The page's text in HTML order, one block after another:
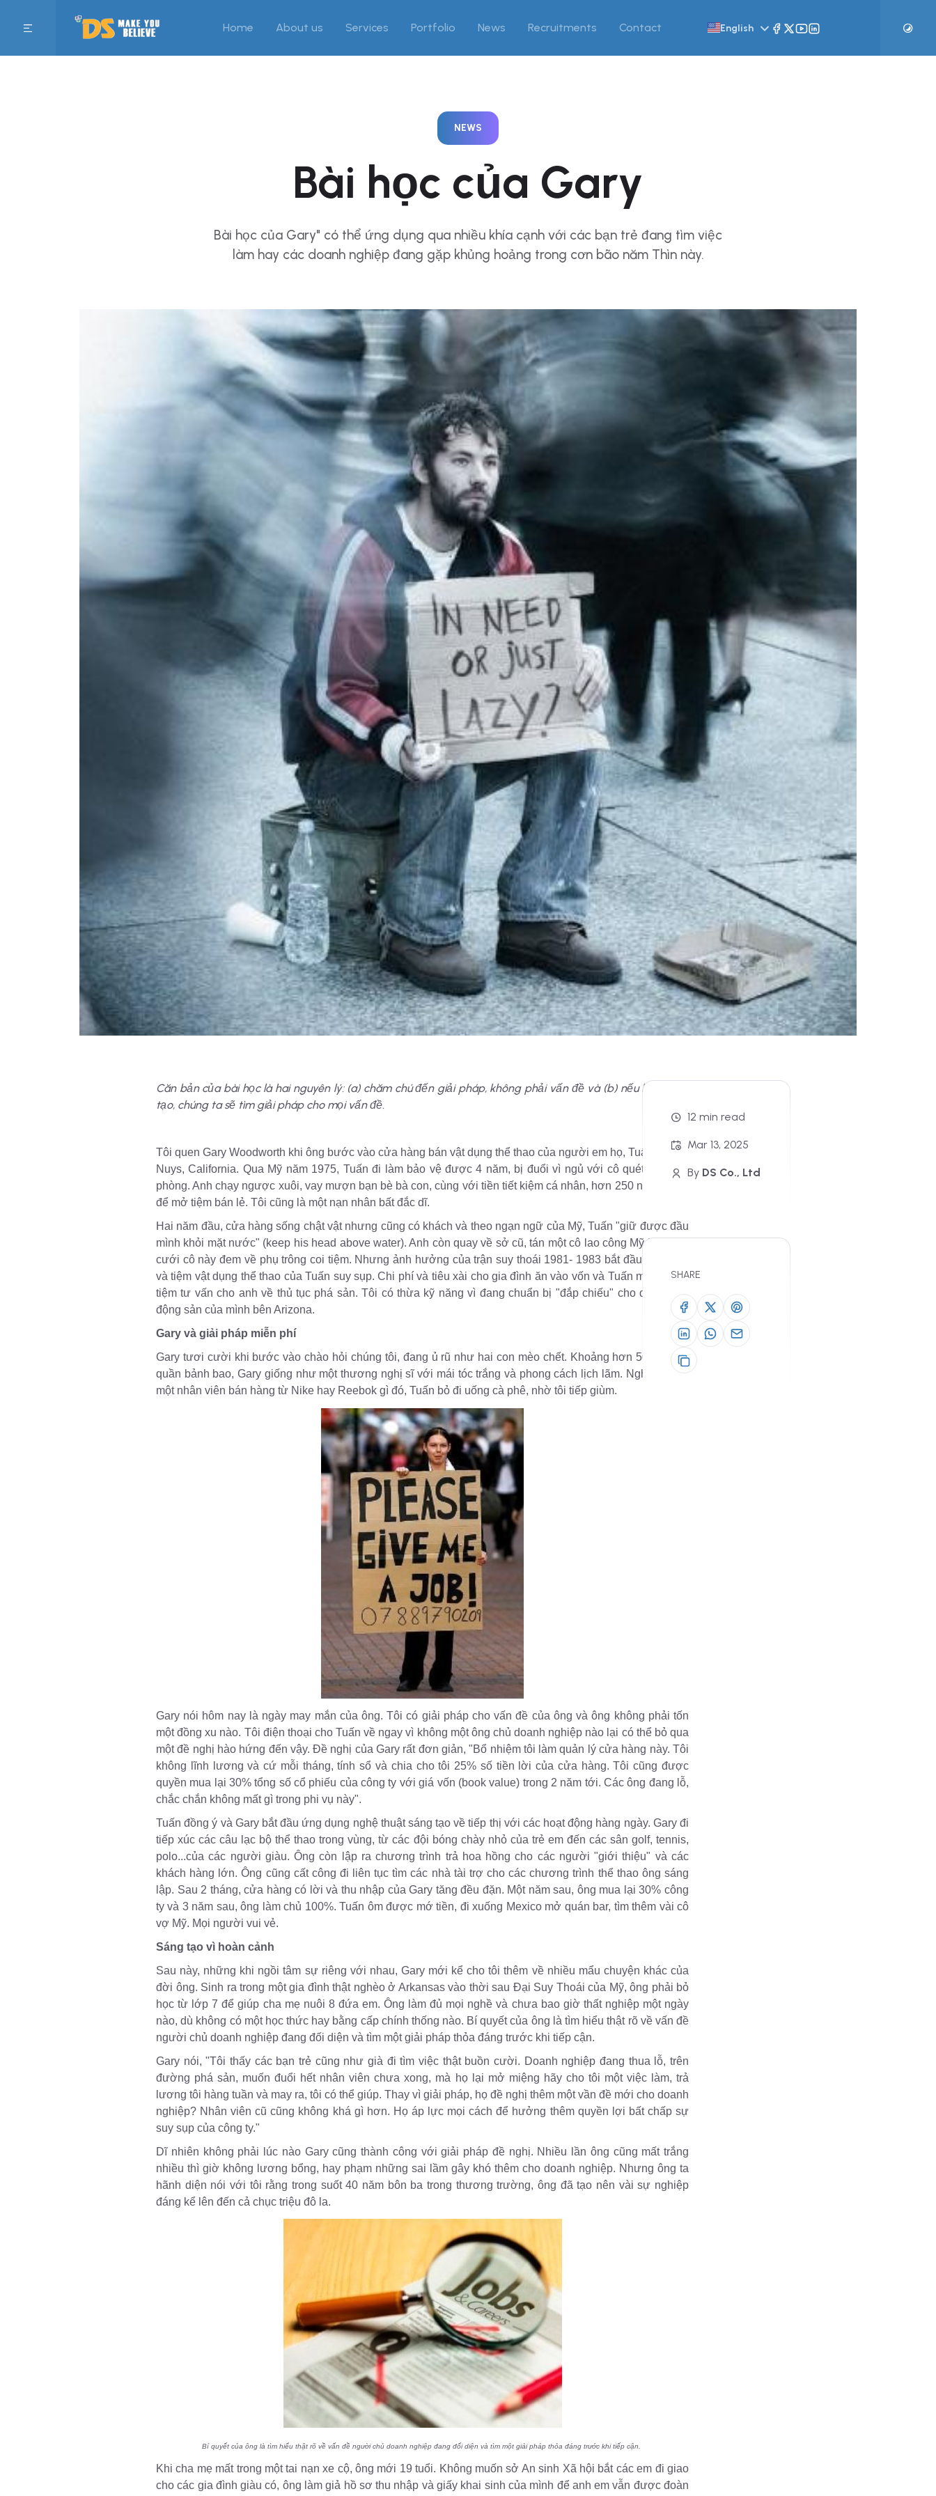
Home About us Services Portfolio News Recruitments Contact English
NEWS
Bài học của Gary
Bài học của Gary" có thể ứng dụng qua nhiều khía cạnh với các bạn trẻ đang tìm việc
làm hay các doanh nghiệp đang gặp khủng hoảng trong cơn bão năm Thìn này.
Căn bản của bài học là hai nguyên lý: (a) chăm chú đến giải pháp, không phải vấn đề và (b) nếu biết sáng
tạo, chúng ta sẽ tìm giải pháp cho mọi vấn đề.
Tôi quen Gary Woodworth khi ông bước vào cửa hàng bán vật dụng thể thao của người em họ, Tuấn, ở Van
Nuys, California. Qua Mỹ năm 1975, Tuấn đi làm bảo vệ được 4 năm, bị đuổi vì ngủ với cô quét dọn văn
phòng. Anh chạy ngược xuôi, vay mượn bạn bè bà con, cùng với tiền tiết kiệm cá nhân, hơn 250 ngàn đô la
để mở tiệm bán lẻ. Tôi cũng là một nạn nhân bất đắc dĩ.
Hai năm đầu, cửa hàng sống chật vật nhưng cũng có khách và theo ngạn ngữ của Mỹ, Tuấn "giữ được đầu
mình khỏi mặt nước" (keep his head above water). Anh còn quay về sở cũ, tán một cô lao công Mỹ khác, và
cưới cô này đem về phụ trông coi tiệm. Nhưng ảnh hưởng của trận suy thoái 1981- 1983 bắt đầu lan rộng,
và tiệm vật dụng thể thao của Tuấn suy sụp. Chi phí và tiêu xài cho gia đình ăn vào vốn và Tuấn mời tôi lên
tiệm tư vấn cho anh về thủ tục phá sản. Tôi có thừa kỹ năng vì đang chuẩn bị "đắp chiếu" cho dự án bất
động sản của mình bên Arizona.
Gary và giải pháp miễn phí
Gary tươi cười khi bước vào chào hỏi chúng tôi, đang ủ rũ như hai con mèo chết. Khoảng hơn 50 tuổi, áo
quần bảnh bao, Gary giống như một thương nghị sĩ với mái tóc trắng và phong cách lịch lãm. Nghĩ Gary là
một nhân viên bán hàng từ Nike hay Reebok gì đó, Tuấn bỏ đi uống cà phê, nhờ tôi tiếp giùm.
Gary nói hôm nay là ngày may mắn của ông. Tôi có giải pháp cho vấn đề của ông và ông không phải tốn
một đồng xu nào. Tôi điện thoại cho Tuấn về ngay vì không một ông chủ doanh nghiệp nào lại có thể bỏ qua
một đề nghị hào hứng đến vậy. Đề nghị của Gary rất đơn giản, "Bổ nhiệm tôi làm quản lý cửa hàng này. Tôi
không lĩnh lương và cứ mỗi tháng, tính sổ và chia cho tôi 25% số tiền lời của cửa hàng. Tôi cũng được
quyền mua lại 30% tổng số cổ phiếu của công ty với giá vốn (book value) trong 2 năm tới. Các ông đang lỗ,
chắc chắn không mất gì trong phi vụ này".
Tuấn đồng ý và Gary bắt đầu ứng dụng nghệ thuật sáng tạo về tiếp thị với các hoạt động hàng ngày. Gary đi
tiếp xúc các câu lạc bộ thể thao trong vùng, từ các đội bóng chày nhỏ của trẻ em đến các sân golf, tennis,
polo...của các người giàu. Ông còn lập ra chương trình trả hoa hồng cho các người "giới thiệu" và các
khách hàng lớn. Ông cũng cất công đi liên tục tìm các nhà tài trợ cho các chương trình thể thao ông sáng
lập. Sau 2 tháng, cửa hàng có lời và thu nhập của Gary tăng đều đặn. Một năm sau, ông mua lại 30% công
ty và 3 năm sau, ông làm chủ 100%. Tuấn ôm được mớ tiền, đi xuống Mexico mở quán bar, tìm thêm vài cô
vợ Mỹ. Mọi người vui vẻ.
Sáng tạo vì hoàn cảnh
Sau này, những khi ngồi tâm sự riêng với nhau, Gary mới kể cho tôi thêm về nhiều mẩu chuyện khác của
đời ông. Sinh ra trong một gia đình thật nghèo ở Arkansas vào thời sau Đại Suy Thoái của Mỹ, ông phải bỏ
học từ lớp 7 để giúp cha mẹ nuôi 8 đứa em. Ông làm đủ mọi nghề và chưa bao giờ thất nghiệp một ngày
nào, dù không có một học thức hay bằng cấp chính thống nào. Bí quyết của ông là tìm hiểu thật rõ về vấn đề
người chủ doanh nghiệp đang đối diện và tìm một giải pháp thỏa đáng trước khi tiếp cận.
Gary nói, "Tôi thấy các bạn trẻ cũng như già đi tìm việc thật buồn cười. Doanh nghiệp đang thua lỗ, trên
đường phá sản, muốn đuổi hết nhân viên chưa xong, mà họ lại mở miệng hãy cho tôi một việc làm, trả
lương tôi hàng tuần và may ra, tôi có thể giúp. Thay vì giải pháp, họ đề nghị thêm một vần đề mới cho doanh
nghiệp? Nhân viên cũ cũng không khá gì hơn. Họ áp lực mọi cách để hưởng thêm quyền lợi bất chấp sự
suy sụp của công ty."
Dĩ nhiên không phải lúc nào Gary cũng thành công với giải pháp đề nghị. Nhiều lần ông cũng mất trắng
nhiều thì giờ không lương bổng, hay phạm những sai lầm gây khó thêm cho doanh nghiệp. Nhưng ông ta
hãnh diện nói với tôi rằng trong suốt 40 năm bôn ba trong thương trường, ông đã tạo nên vài sự nghiệp
đáng kể lên đến cả chục triệu đô la.
Bí quyết của ông là tìm hiểu thật rõ về vấn đề người chủ doanh nghiệp đang đối diện và tìm một giải pháp thỏa đáng trước khi tiếp cận.
Khi cha mẹ mất trong một tai nạn xe cộ, ông mới 19 tuổi. Không muốn sở An sinh Xã hội bắt các em đi giao
cho các gia đình giàu có, ông làm giả hồ sơ thu nhập và giấy khai sinh của mình để anh em vẫn được đoàn
12 min read
Mar 13, 2025
By DS Co., Ltd
SHARE